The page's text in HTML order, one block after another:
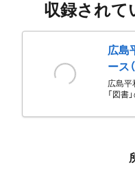
収録されて
広島
ース
広島平
「図書